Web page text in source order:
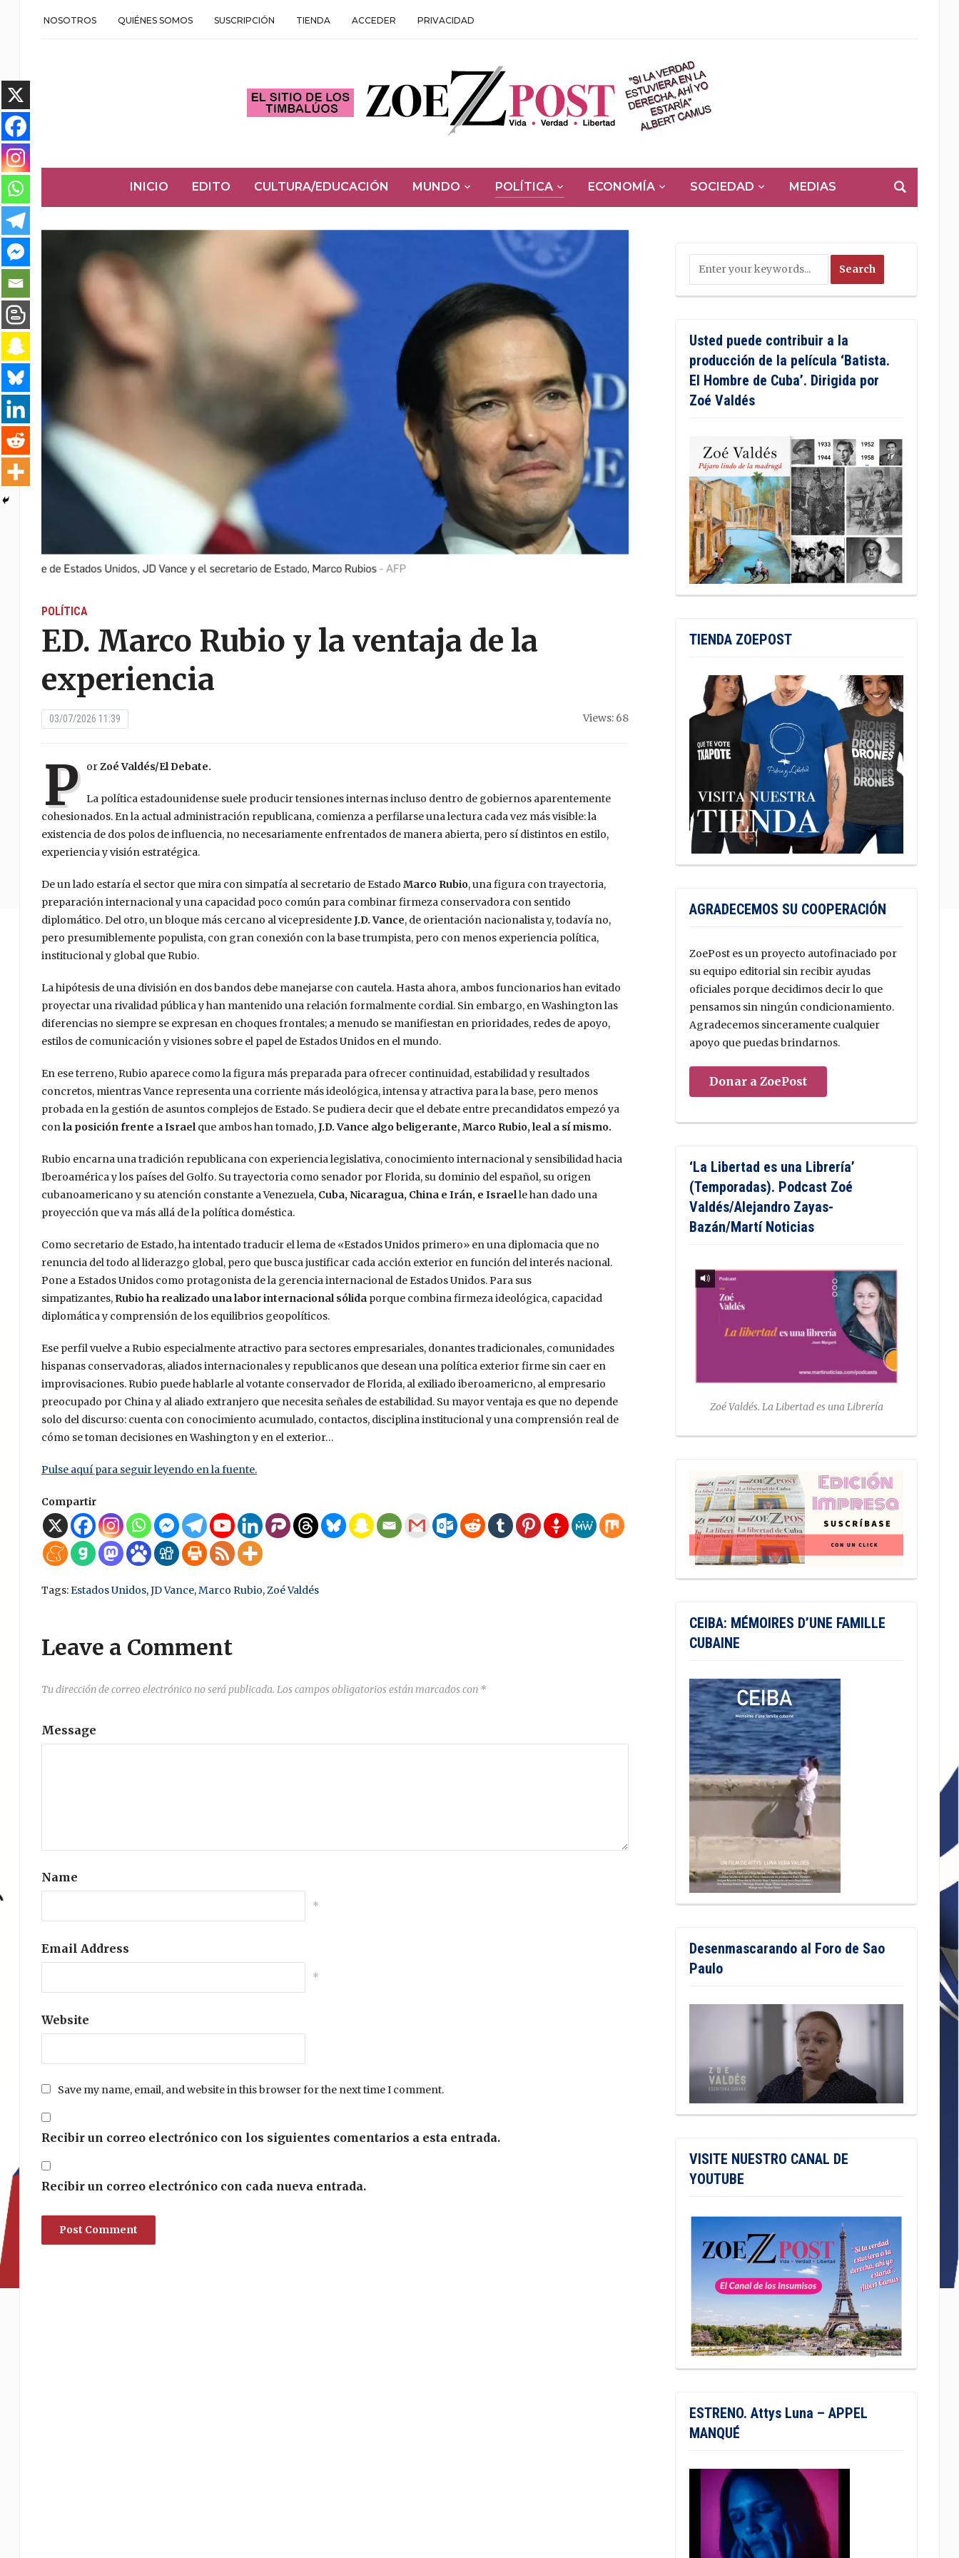
NOSOTROS QUIÉNES SOMOS SUSCRIPCIÓN TIENDA ACCEDER PRIVACIDAD
INICIO EDITO CULTURA/EDUCACIÓN MUNDO POLÍTICA ECONOMÍA SOCIEDAD MEDIAS
POLÍTICA
ED. Marco Rubio y la ventaja de la
experiencia
03/07/2026 11:39 Views: 68
P orZoé Valdés/El Debate.
La política estadounidense suele producir tensiones internas incluso dentro de gobiernos aparentemente
cohesionados. En la actual administración republicana, comienza a perfilarse una lectura cada vez más visible: la
existencia de dos polos de influencia, no necesariamente enfrentados de manera abierta, pero sí distintos en estilo,
experiencia y visión estratégica.
De un lado estaría el sector que mira con simpatía al secretario de Estado Marco Rubio, una figura con trayectoria,
preparación internacional y una capacidad poco común para combinar firmeza conservadora con sentido
diplomático. Del otro, un bloque más cercano al vicepresidenteJ.D. Vance, de orientación nacionalista y, todavía no,
pero presumiblemente populista, con gran conexión con la base trumpista, pero con menos experiencia política,
institucional y global que Rubio.
La hipótesis de una división en dos bandos debe manejarse con cautela. Hasta ahora, ambos funcionarios han evitado
proyectar una rivalidad pública y han mantenido una relación formalmente cordial. Sin embargo, en Washington las
diferencias no siempre se expresan en choques frontales; a menudo se manifiestan en prioridades, redes de apoyo,
estilos de comunicación y visiones sobre el papel de Estados Unidos en el mundo.
En ese terreno, Rubio aparece como la figura más preparada para ofrecer continuidad, estabilidad y resultados
concretos, mientras Vance representa una corriente más ideológica, intensa y atractiva para la base, pero menos
probada en la gestión de asuntos complejos de Estado. Se pudiera decir que el debate entre precandidatos empezó ya
conla posición frente a Israelque ambos han tomado,J.D. Vance algo beligerante, Marco Rubio, leal a sí mismo.
Rubio encarna una tradición republicana con experiencia legislativa, conocimiento internacional y sensibilidad hacia
Iberoamérica y los países del Golfo. Su trayectoria como senador por Florida, su dominio del español, su origen
cubanoamericano y su atención constante a Venezuela, Cuba, Nicaragua, China e Irán, e Israelle han dado una
proyección que va más allá de la política doméstica.
Como secretario de Estado, ha intentado traducir el lema de «Estados Unidos primero» en una diplomacia que no
renuncia del todo al liderazgo global, pero que busca justificar cada acción exterior en función del interés nacional.
Pone a Estados Unidos como protagonista de la gerencia internacional de Estados Unidos. Para sus
simpatizantes,Rubio ha realizado una labor internacional sólida porque combina firmeza ideológica, capacidad
diplomática y comprensión de los equilibrios geopolíticos.
Ese perfil vuelve a Rubio especialmente atractivo para sectores empresariales, donantes tradicionales, comunidades
hispanas conservadoras, aliados internacionales y republicanos que desean una política exterior firme sin caer en
improvisaciones. Rubio puede hablarle al votante conservador de Florida, al exiliado iberoamericno, al empresario
preocupado por China y al aliado extranjero que necesita señales de estabilidad. Su mayor ventaja es que no depende
solo del discurso: cuenta con conocimiento acumulado, contactos, disciplina institucional y una comprensión real de
cómo se toman decisiones en Washington y en el exterior…
Pulse aquí para seguir leyendo en la fuente.
Compartir
Tags:Estados Unidos,JD Vance,Marco Rubio,Zoé Valdés
Leave a Comment
Tu dirección de correo electrónico no será publicada. Los campos obligatorios están marcados con *
Message
Name
*
Email Address
*
Website
Save my name, email, and website in this browser for the next time I comment.
Recibir un correo electrónico con los siguientes comentarios a esta entrada.
Recibir un correo electrónico con cada nueva entrada.
Usted puede contribuir a la
producción de la película ‘Batista.
El Hombre de Cuba’. Dirigida por
Zoé Valdés
TIENDA ZOEPOST
AGRADECEMOS SU COOPERACIÓN
ZoePost es un proyecto autofinaciado por
su equipo editorial sin recibir ayudas
oficiales porque decidimos decir lo que
pensamos sin ningún condicionamiento.
Agradecemos sinceramente cualquier
apoyo que puedas brindarnos.
Donar a ZoePost
‘La Libertad es una Librería’
(Temporadas). Podcast Zoé
Valdés/Alejandro Zayas-
Bazán/Martí Noticias
Zoé Valdés. La Libertad es una Librería
CEIBA: MÉMOIRES D’UNE FAMILLE
CUBAINE
Desenmascarando al Foro de Sao
Paulo
VISITE NUESTRO CANAL DE
YOUTUBE
ESTRENO. Attys Luna – APPEL
MANQUÉ